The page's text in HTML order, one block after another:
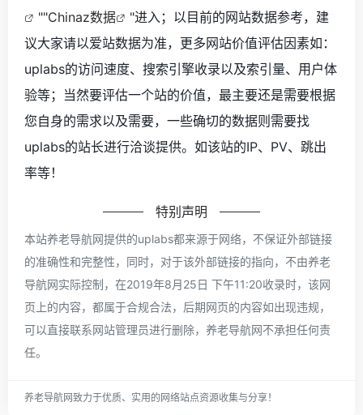
""Chinaz数据
"进入；以目前的网站数据参考，建
议大家请以爱站数据为准，更多网站价值评估因素如：
uplabs的访问速度、搜索引擎收录以及索引量、用户体
验等；当然要评估一个站的价值，最主要还是需要根据
您自身的需求以及需要，一些确切的数据则需要找
uplabs的站长进行洽谈提供。如该站的IP、PV、跳出
率等！
特别声明
本站养老导航网提供的uplabs都来源于网络，不保证外部链接
的准确性和完整性，同时，对于该外部链接的指向，不由养老
导航网实际控制，在2019年8月25日 下午11:20收录时，该网
页上的内容，都属于合规合法，后期网页的内容如出现违规，
可以直接联系网站管理员进行删除，养老导航网不承担任何责
任。
养老导航网致力于优质、实用的网络站点资源收集与分享！